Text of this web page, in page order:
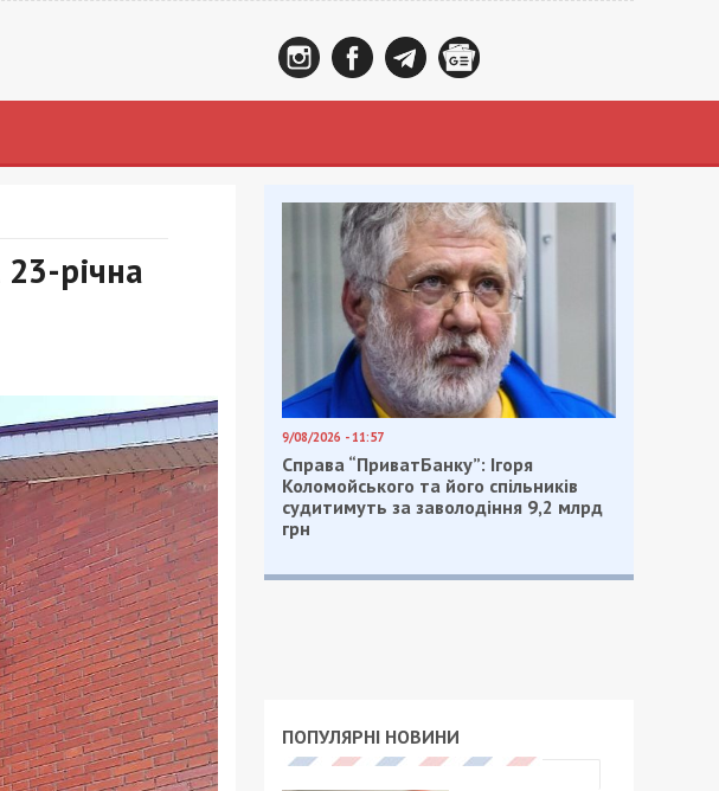
річна
9/08/2026 - 11:57
Справа “ПриватБанку”: Ігоря
Коломойського та його спільників
судитимуть за заволодіння 9,2 млрд
грн
ПОПУЛЯРНІ НОВИНИ